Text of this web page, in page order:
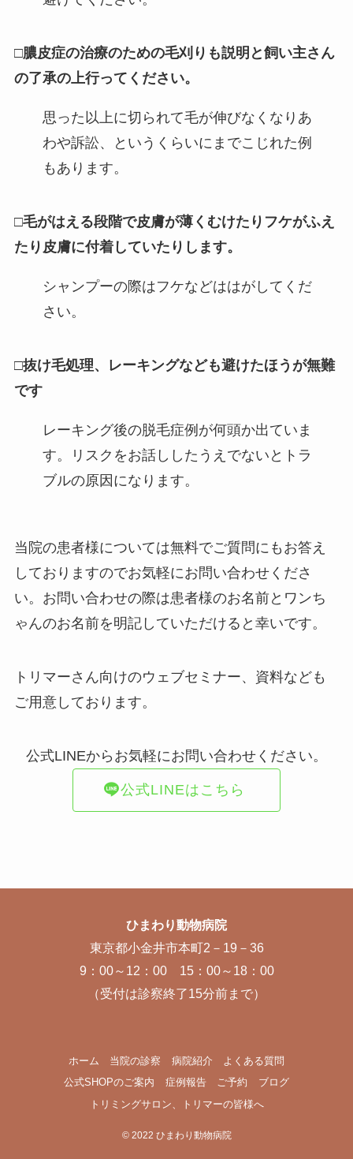
□膿皮症の治療のための毛刈りも説明と飼い主さん
の了承の上行ってください。
思った以上に切られて毛が伸びなくなりあ
わや訴訟、というくらいにまでこじれた例
もあります。
□毛がはえる段階で皮膚が薄くむけたりフケがふえ
たり皮膚に付着していたりします。
シャンプーの際はフケなどははがしてくだ
さい。
□抜け毛処理、レーキングなども避けたほうが無難
です
レーキング後の脱毛症例が何頭か出ていま
す。リスクをお話ししたうえでないとトラ
ブルの原因になります。
当院の患者様については無料でご質問にもお答え
しておりますのでお気軽にお問い合わせくださ
い。お問い合わせの際は患者様のお名前とワンち
ゃんのお名前を明記していただけると幸いです。
トリマーさん向けのウェブセミナー、資料なども
ご用意しております。
公式LINEからお気軽にお問い合わせください。
公式LINEはこちら
ひまわり動物病院
東京都小金井市本町2－19－36
9：00～12：00 15：00～18：00
（受付は診察終了15分前まで）
ホーム 当院の診察 病院紹介
よくある質問
公式SHOPのご案内
症例報告 ご予約
ブログ
トリミングサロン、トリマーの皆様へ
©2022 ひまわり動物病院